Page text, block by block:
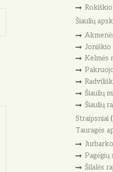
Šiaulių
Joniškio
Kelmės
Šiaulių
Šiaulių
Straipsniai
Tauragės
Pagėgių
Šilalės